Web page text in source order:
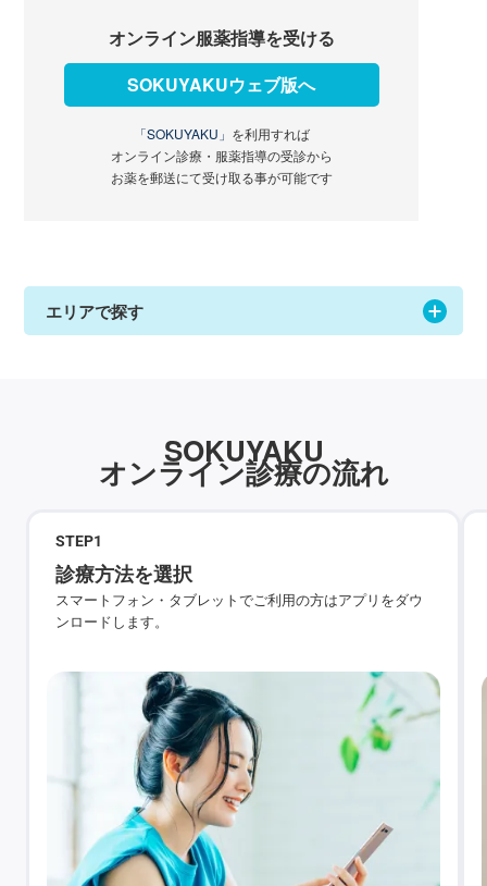
オンライン服薬指導を受ける
SOKUYAKUウェブ版へ
「SOKUYAKU」 を利用すれば
オンライン診療・服薬指導の受診から
お薬を郵送にて受け取る事が可能です
エリアで探す
SOKUYAKU
オンライン診療の流れ
STEP1
診療方法を選択
スマートフォン・タブレットでご利用の方はアプリをダウ
ンロードします。